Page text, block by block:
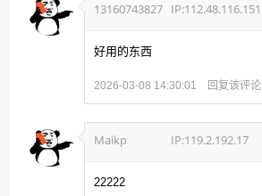
13160743827 IP:112.48.116.151
好用的东西
2026-03-08 14:30:01 回复该评论
Maikp IP:119.2.192.17
22222